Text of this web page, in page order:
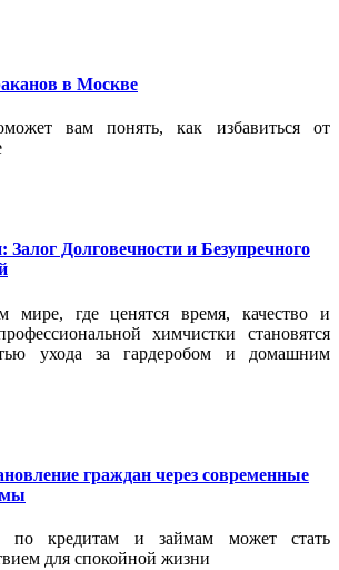
в Москве
вам понять, как избавиться от
Долговечности и Безупречного
мире, где ценятся время, качество и
химчистки становятся
ухода за гардеробом и домашним
граждан через современные
по кредитам и займам может стать
для спокойной жизни